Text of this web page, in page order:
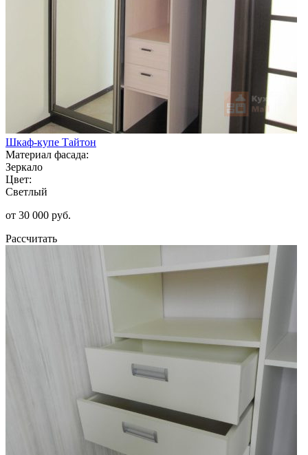
Шкаф-купе Тайтон
Материал фасада:
Зеркало
Цвет:
Светлый
от 30 000 руб.
Рассчитать